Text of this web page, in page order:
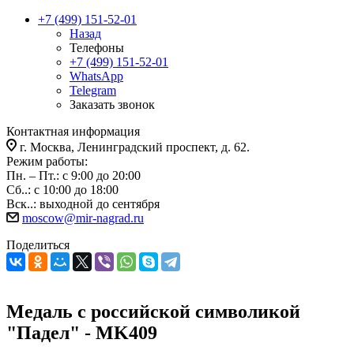
+7 (499) 151-52-01
Назад
Телефоны
+7 (499) 151-52-01
WhatsApp
Telegram
Заказать звонок
Контактная информация
г. Москва, Ленинградский проспект, д. 62.
Режим работы:
Пн. – Пт.: с 9:00 до 20:00
Сб..: с 10:00 до 18:00
Вск..: выходной до сентября
moscow@mir-nagrad.ru
Поделиться
Медаль с российской символикой
"Падел" - MK409